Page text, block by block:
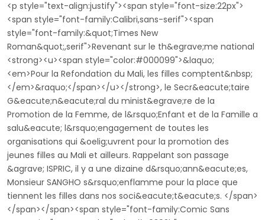
<p style="text-align:justify"><span style="font-size:22px">
<span style="font-family:Calibri,sans-serif"><span
style="font-family:&quot;Times New
Roman&quot;,serif">Revenant sur le th&egrave;me national
<strong><u><span style="color:#000099">&laquo;
<em>Pour la Refondation du Mali, les filles comptent&nbsp;
</em>&raquo;</span></u></strong>, le Secr&eacute;taire
G&eacute;n&eacute;ral du minist&egrave;re de la
Promotion de la Femme, de l&rsquo;Enfant et de la Famille a
salu&eacute; l&rsquo;engagement de toutes les
organisations qui &oelig;uvrent pour la promotion des
jeunes filles au Mali et ailleurs. Rappelant son passage
&agrave; ISPRIC, il y a une dizaine d&rsquo;ann&eacute;es,
Monsieur SANGHO s&rsquo;enflamme pour la place que
tiennent les filles dans nos soci&eacute;t&eacute;s. </span>
</span></span><span style="font-family:Comic Sans